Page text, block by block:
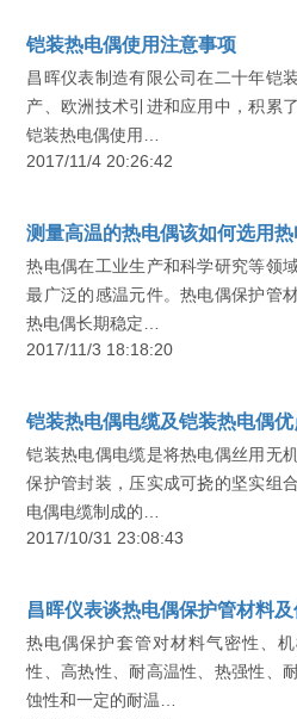
铠装热电偶使用注意事项
昌晖仪表制造有限公司在二十年铠
产、欧洲技术引进和应用中，积累
铠装热电偶使用…
2017/11/4 20:26:42
测量高温的热电偶该如何选用热
热电偶在工业生产和科学研究等领
最广泛的感温元件。热电偶保护管
热电偶长期稳定…
2017/11/3 18:18:20
铠装热电偶电缆及铠装热电偶优
铠装热电偶电缆是将热电偶丝用无
保护管封装，压实成可挠的坚实组
电偶电缆制成的…
2017/10/31 23:08:43
昌晖仪表谈热电偶保护管材料
热电偶保护套管对材料气密性、
性、高热性、耐高温性、热强性、
蚀性和一定的耐温…